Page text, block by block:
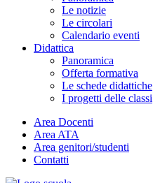
Le notizie
Le circolari
Calendario eventi
Didattica
Panoramica
Offerta formativa
Le schede didattiche
I progetti delle classi
Area Docenti
Area ATA
Area genitori/studenti
Contatti